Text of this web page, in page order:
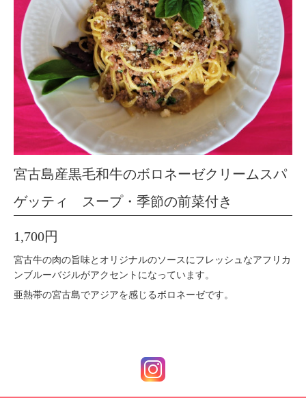
宮古島産黒毛和牛のボロネーゼクリームスパ
ゲッティ スープ・季節の前菜付き
1,700円
宮古牛の肉の旨味とオリジナルのソースにフレッシュなアフリカ
ンブルーバジルがアクセントになっています。
亜熱帯の宮古島でアジアを感じるボロネーゼです。